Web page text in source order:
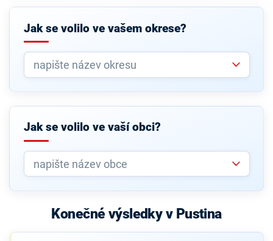
Jak se volilo ve vašem okrese?
Jak se volilo ve vaší obci?
Konečné výsledky v Pustina